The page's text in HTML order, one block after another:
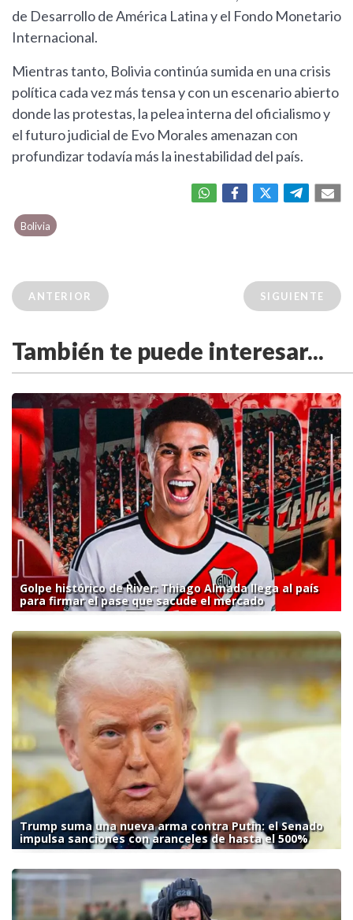
de Desarrollo de América Latina y el Fondo Monetario
Internacional.
Mientras tanto, Bolivia continúa sumida en una crisis
política cada vez más tensa y con un escenario abierto
donde las protestas, la pelea interna del oficialismo y
el futuro judicial de Evo Morales amenazan con
profundizar todavía más la inestabilidad del país.
Bolivia
ANTERIOR SIGUIENTE
También te puede interesar...
Golpe histórico de River: Thiago Almada llega al país
para firmar el pase que sacude el mercado
Trump suma una nueva arma contra Putin: el Senado
impulsa sanciones con aranceles de hasta el 500%